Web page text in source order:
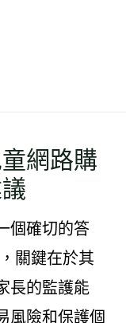
網路購
個確切的答
關鍵在於其
長的監護能
風險和保護個